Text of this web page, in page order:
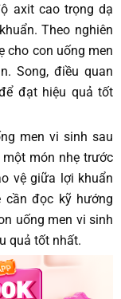
axit cao trọng dạ
Theo nghiên
cho con uống men
Song, điều quan
đạt hiệu quả tốt
men vi sinh sau
món nhẹ trước
vệ giữa lợi khuẩn
cần đọc kỹ hướng
uống men vi sinh
quả tốt nhất.